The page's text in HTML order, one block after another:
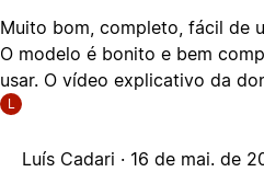
Muito bom, completo, fácil de
O modelo é bonito e bem
usar. O vídeo explicativo da
L
Luís Cadari · 16 de mai. de